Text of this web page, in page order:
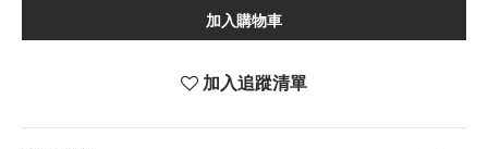
加入購物車
加入追蹤清單